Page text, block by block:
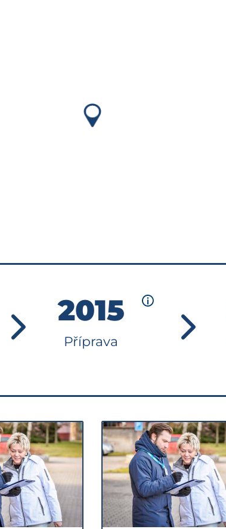
2015
Příprava